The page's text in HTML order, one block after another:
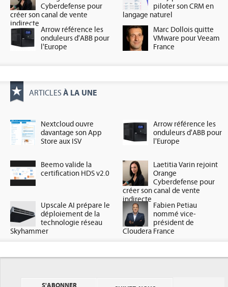
Cyberdefense pour
créer son canal de vente
indirecte
piloter son CRM en
langage naturel
Arrow référence les
onduleurs d'ABB pour
l'Europe
Marc Dollois quitte
VMware pour Veeam
France
ARTICLES À LA UNE
Nextcloud ouvre
davantage son App
Store aux ISV
Arrow référence les
onduleurs d'ABB pour
l'Europe
Beemo valide la
certification HDS v2.0
Laetitia Varin rejoint
Orange
Cyberdefense pour
créer son canal de vente
indirecte
Upscale AI prépare le
déploiement de la
technologie réseau
Skyhammer
Fabien Petiau
nommé vice-
président de
Cloudera France
S'ABONNER